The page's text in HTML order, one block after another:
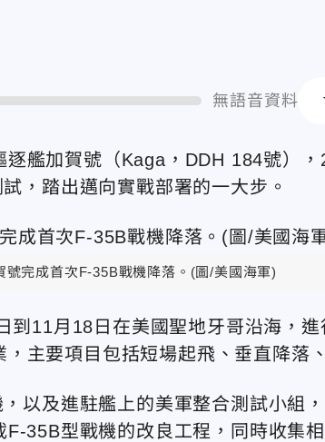
無語音資料
逐艦加賀號（Kaga，DDH 184號）
，踏出邁向實戰部署的一大步。
號完成首次F-35B戰機降落。(圖/美國海軍)
到11月18日在美國聖地牙哥沿海，
主要項目包括短場起飛、垂直降落
以及進駐艦上的美軍整合測試小組
35B型戰機的改良工程，同時收集